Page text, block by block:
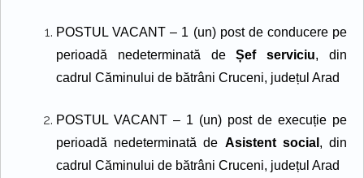
POSTUL VACANT– 1 (un) post de conducere pe
perioadă nedeterminată deȘef serviciu, din
cadrul Căminului de bătrâni Cruceni, județul Arad
POSTUL VACANT – 1 (un) post de execuție pe
perioadă nedeterminată de Asistent social , din
cadrul Căminului de bătrâni Cruceni, județul Arad